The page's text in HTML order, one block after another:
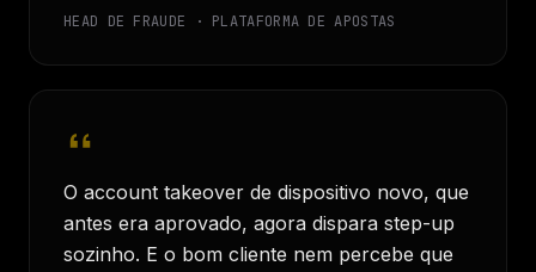
HEAD DE FRAUDE · PLATAFORMA DE APOSTAS
O account takeover de dispositivo novo, que
antes era aprovado, agora dispara step-up
sozinho. E o bom cliente nem percebe que